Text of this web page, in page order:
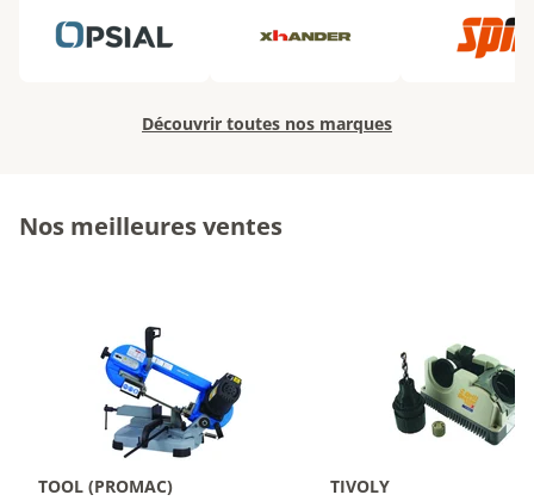
Découvrir toutes nos marques
Nos meilleures ventes
TOOL (PROMAC) TIVOLY